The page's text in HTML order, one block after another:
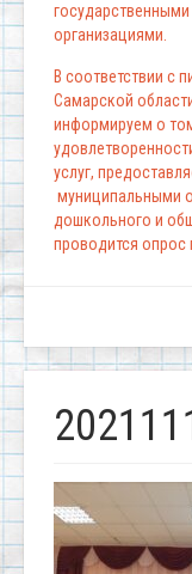
организациями.
В соответствии с
Самарской
информируем о
услуг,
муниципальными
дошкольного и
проводится опрос